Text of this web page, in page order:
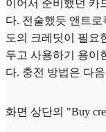
이어서 준비했던 카
다. 전술했듯 앤트
도의 크레딧이 필요
두고 사용하기 용이
다. 충전 방법은 다
화면 상단의 "Buy